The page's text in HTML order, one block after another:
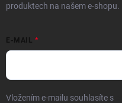
produktech na našem e-shopu.
E-MAIL
Vložením e-mailu souhlasíte s